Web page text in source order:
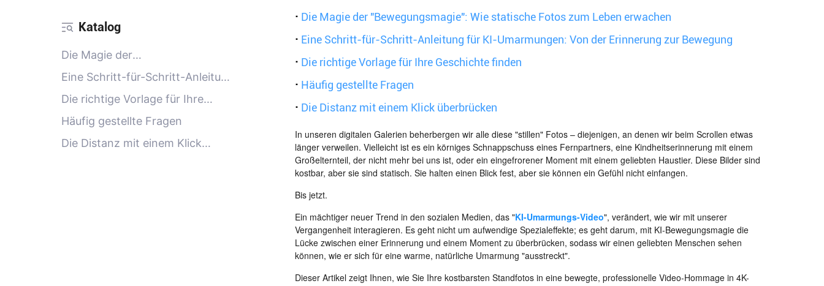
Katalog
Die Magie der
"Bewegungsmagie": Wie
statische Fotos zum Leben
erwachen
Eine Schritt-für-Schritt-Anleitung
für KI-Umarmungen: Von der
Erinnerung zur Bewegung
Die richtige Vorlage für Ihre
Geschichte finden
Häufig gestellte Fragen
Die Distanz mit einem Klick
· Die Magie der "Bewegungsmagie": Wie statische Fotos zum Leben erwachen
· Eine Schritt-für-Schritt-Anleitung für KI-Umarmungen: Von der Erinnerung zur Bewegung
· Die richtige Vorlage für Ihre Geschichte finden
· Häufig gestellte Fragen
· Die Distanz mit einem Klick überbrücken
In unseren digitalen Galerien beherbergen wir alle diese "stillen" Fotos – diejenigen, an denen wir beim Scrollen etwas
länger verweilen. Vielleicht ist es ein körniges Schnappschuss eines Fernpartners, eine Kindheitserinnerung mit einem
Großelternteil, der nicht mehr bei uns ist, oder ein eingefrorener Moment mit einem geliebten Haustier. Diese Bilder sind
kostbar, aber sie sind statisch. Sie halten einen Blick fest, aber sie können ein Gefühl nicht einfangen.
Bis jetzt.
Ein mächtiger neuer Trend in den sozialen Medien, das "KI-Umarmungs-Video", verändert, wie wir mit unserer
Vergangenheit interagieren. Es geht nicht um aufwendige Spezialeffekte; es geht darum, mit KI-Bewegungsmagie die
Lücke zwischen einer Erinnerung und einem Moment zu überbrücken, sodass wir einen geliebten Menschen sehen
können, wie er sich für eine warme, natürliche Umarmung "ausstreckt".
Dieser Artikel zeigt Ihnen, wie Sie Ihre kostbarsten Standfotos in eine bewegte, professionelle Video-Hommage in 4K-